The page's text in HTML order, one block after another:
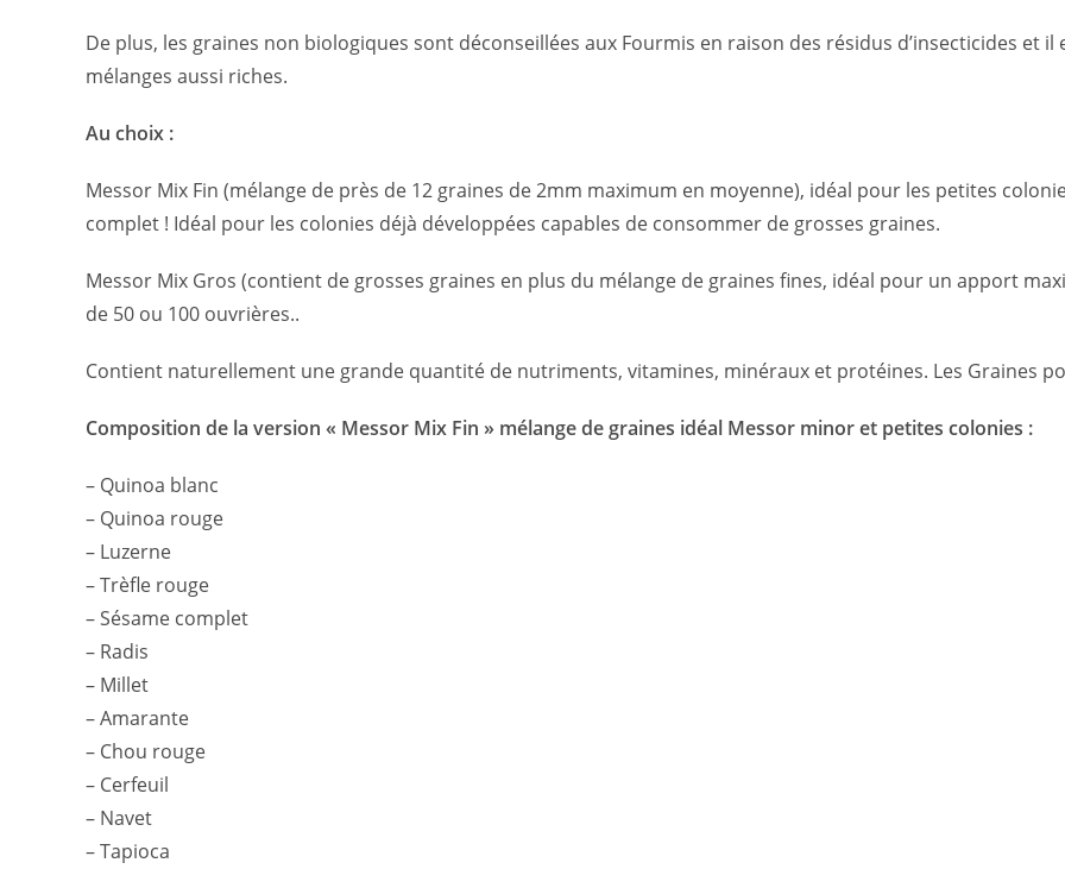
De plus, les graines non biologiques sont déconseillées aux Fourmis en raison des résidus d’insecticides et
mélanges aussi riches.
Au choix :
Messor Mix Fin (mélange de près de 12 graines de 2mm maximum en moyenne), idéal pour les petites
complet ! Idéal pour les colonies déjà développées capables de consommer de grosses graines.
Messor Mix Gros (contient de grosses graines en plus du mélange de graines fines, idéal pour un apport
de 50 ou 100 ouvrières..
Contient naturellement une grande quantité de nutriments, vitamines, minéraux et protéines. Les Graines
Composition de la version « Messor Mix Fin » mélange de graines idéal Messor minor et petites colonies :
– Quinoa blanc
– Quinoa rouge
– Luzerne
– Trèfle rouge
– Sésame complet
– Radis
– Millet
– Amarante
– Chou rouge
– Cerfeuil
– Navet
– Tapioca